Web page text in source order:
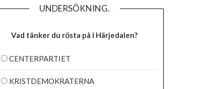
UNDERSÖKNING.
Vad tänker du rösta på i Härjedalen?
CENTERPARTIET
KRISTDEMOKRATERNA